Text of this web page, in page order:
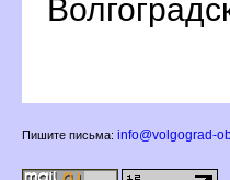
Пишите письма: info@volgograd-